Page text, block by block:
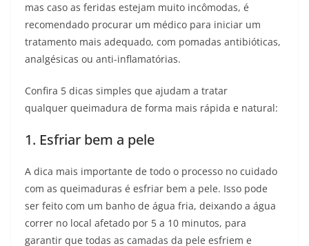
mas caso as feridas estejam muito incômodas, é
recomendado procurar um médico para iniciar um
tratamento mais adequado, com pomadas antibióticas,
analgésicas ou anti-inflamatórias.
Confira 5 dicas simples que ajudam a tratar
qualquer queimadura de forma mais rápida e natural:
1. Esfriar bem a pele
A dica mais importante de todo o processo no cuidado
com as queimaduras é esfriar bem a pele. Isso pode
ser feito com um banho de água fria, deixando a água
correr no local afetado por 5 a 10 minutos, para
garantir que todas as camadas da pele esfriem e